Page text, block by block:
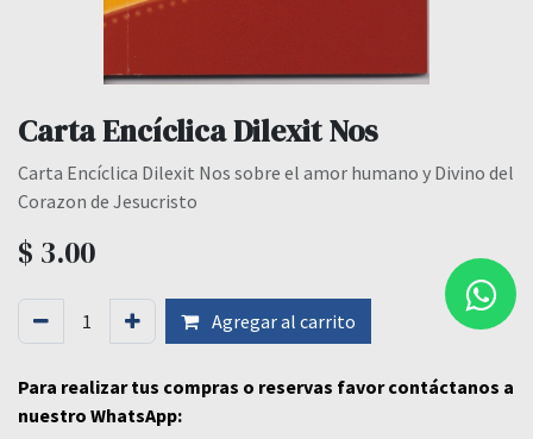
Carta Encíclica Dilexit Nos
Carta Encíclica Dilexit Nos sobre el amor humano y Divino del
Corazon de Jesucristo
$ 3.00
Agregar al carrito
Para realizar tus compras o reservas favor contáctanos a
nuestro WhatsApp: